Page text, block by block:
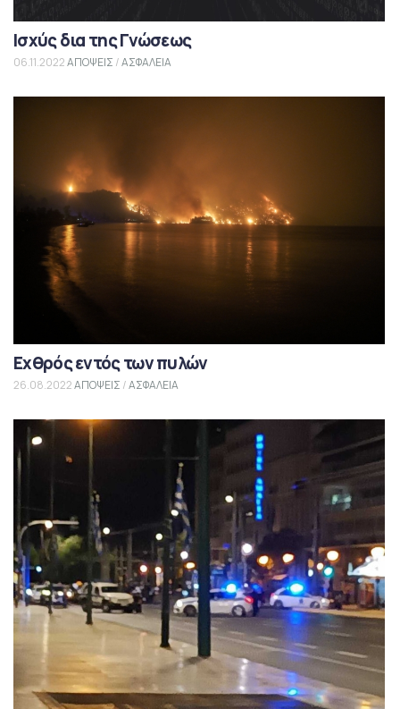
Ισχύς δια της Γνώσεως
06.11.2022ΑΠΟΨΕΙΣ /ΑΣΦΑΛΕΙΑ
Εχθρός εντός των πυλών
26.08.2022ΑΠΟΨΕΙΣ /ΑΣΦΑΛΕΙΑ